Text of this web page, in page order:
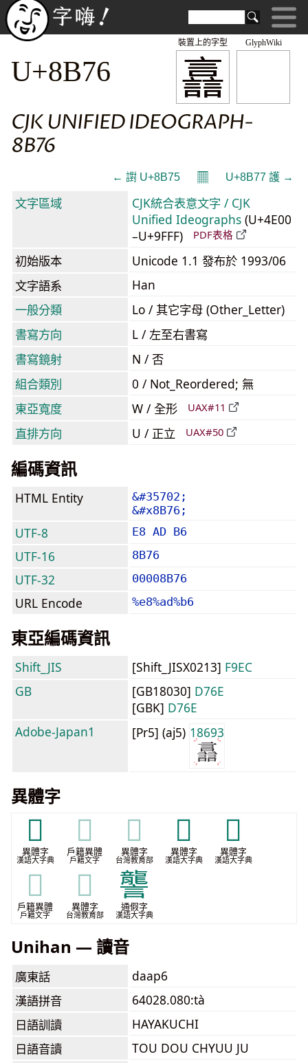
GlyphWiki
譶
裝置上的字型
U+8B76
CJK UNIFIED IDEOGRAPH-
8B76
← 譵 U+8B75 𝄜 U+8B77 護 →
文字區域
CJK統合表意文字 / CJK
Unified Ideographs (U+4E00
–U+9FFF)
PDF表格
初始版本
Unicode 1.1 發布於 1993/06
文字語系
Han
一般分類
Lo / 其它字母 (Other_Letter)
書寫方向
L / 左至右書寫
書寫鏡射
N / 否
組合類別
0 / Not_Reordered; 無
東亞寬度
W / 全形 UAX#11
直排方向 U / 正立 UAX#50
編碼資訊
HTML Entity
&#35702;
&#x8B76;
UTF-8 E8 AD B6
UTF-16 8B76
UTF-32 00008B76
URL Encode %e8%ad%b6
東亞編碼資訊
Shift_JIS [Shift_JISX0213] F9EC
GB
[GB18030] D76E
[GBK] D76E
Adobe-Japan1
[Pr5] (aj5) 18693
異體字
𧭛
異體字
漢語大字典
𧭛
戶籍異體
戶籍文字
𧭛
異體字
台灣教育部
𧮦
異體字
漢語大字典
𨑂
異體字
漢語大字典
𨑂
戶籍異體
戶籍文字
𨑂
異體字
台灣教育部
讋
通假字
漢語大字典
Unihan — 讀音
廣東話
daap6
漢語拼音
64028.080:tà
日語訓讀
HAYAKUCHI
日語音讀
TOU DOU CHYUU JU